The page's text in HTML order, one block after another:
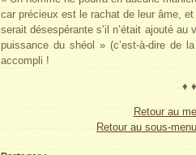
car précieux est le rachat de leur âme,
serait désespérante s’il n’était ajouté
puissance du shéol » (c’est-à-dire de
accompli !
♦
Retour au
Retour au sous-